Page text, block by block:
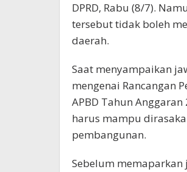
DPRD, Rabu (8/7).
tersebut tidak boleh
daerah.
Saat menyampaikan
mengenai Rancangan
APBD Tahun
harus mampu
pembangunan.
Sebelum